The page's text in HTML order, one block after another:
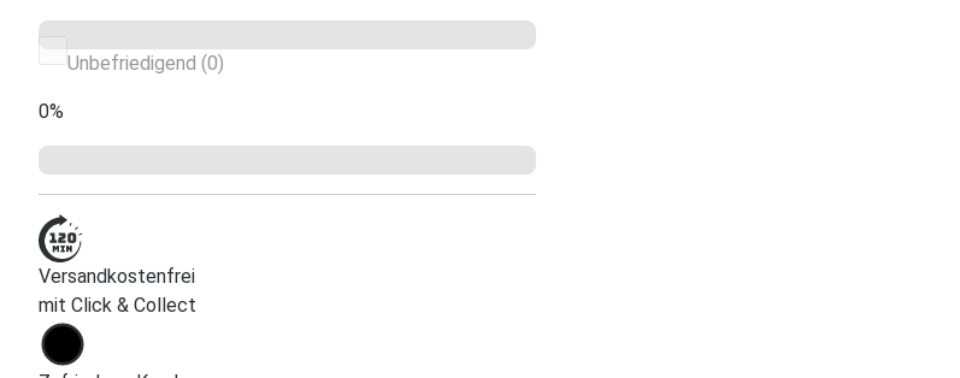
Unbefriedigend (0)
0%
Versandkostenfrei
mit Click & Collect